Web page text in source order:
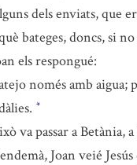
dels enviats, que
bateges, doncs, si
els respongué:
només amb aigua;
*
va passar a Betània,
Joan veié